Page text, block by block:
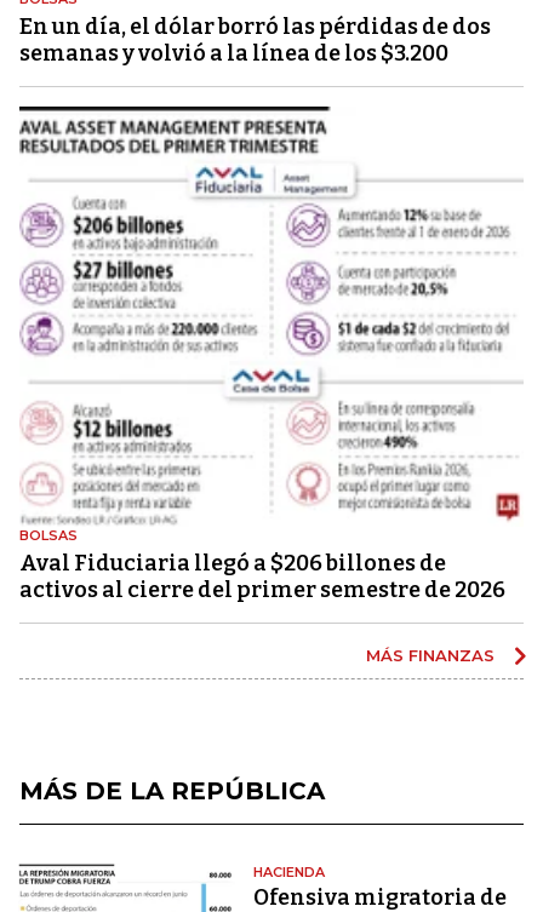
En un día, el dólar borró las pérdidas de dos
semanas y volvió a la línea de los $3.200
BOLSAS
Aval Fiduciaria llegó a $206 billones de
activos al cierre del primer semestre de 2026
MÁS FINANZAS
MÁS DE LA REPÚBLICA
HACIENDA
Ofensiva migratoria de